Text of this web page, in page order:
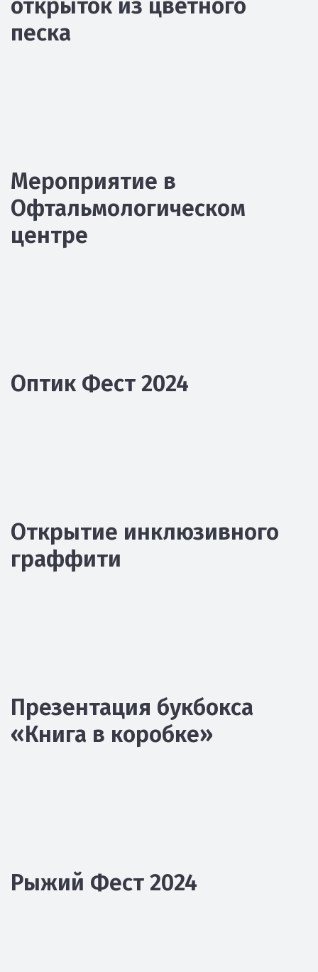
открыток из цветного
песка
Мероприятие в
Офтальмологическом
центре
Оптик Фест 2024
Открытие инклюзивного
граффити
Презентация букбокса
«Книга в коробке»
Рыжий Фест 2024